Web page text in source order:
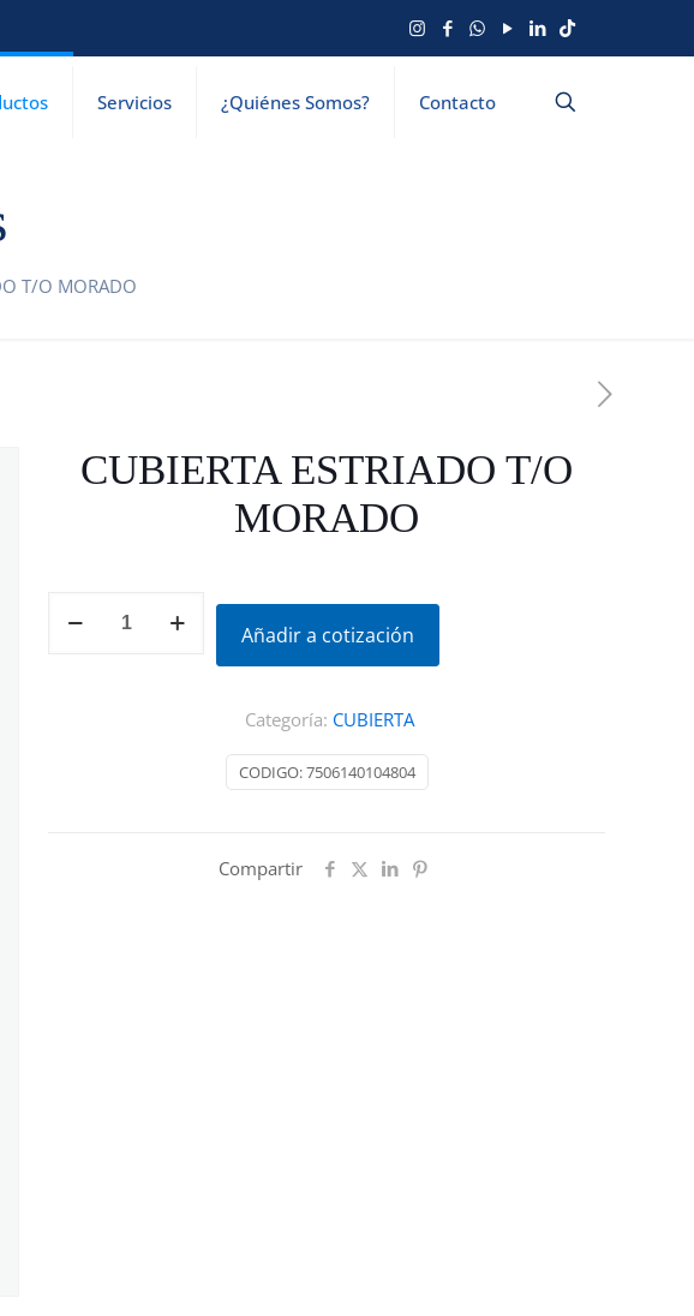
Servicios ¿Quiénes Somos? Contacto
T/O MORADO
CUBIERTA ESTRIADO T/O
MORADO
Añadir a cotización
CODIGO:7506140104804
Categoría: CUBIERTA
Compartir